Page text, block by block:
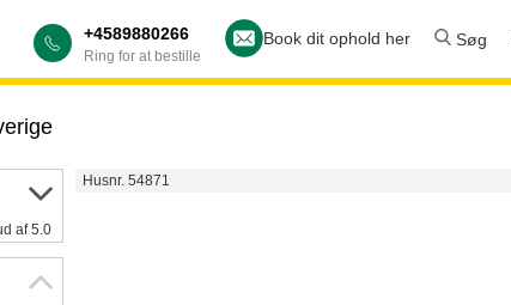
+4589880266
Ring for at bestille
Book dit ophold her Søg
Husnr. 54871
af 5.0